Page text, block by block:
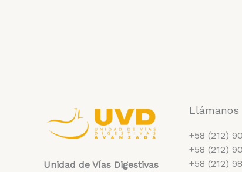
Unidad de Vías Digestivas
Llámanos
+58 (212)
+58 (212)
+58 (212)